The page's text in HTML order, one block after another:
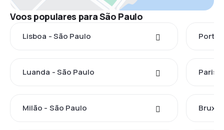
Voos populares para São Paulo
Lisboa - São Paulo Porto
Luanda - São Paulo Paris
Milão - São Paulo